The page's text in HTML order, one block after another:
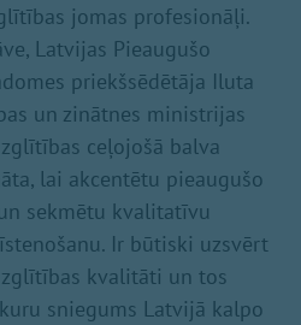
jomas profesionāļi.
Latvijas Pieaugušo
priekšsēdētāja Iluta
un zinātnes ministrijas
ceļojošā balva
lai akcentētu pieaugušo
sekmētu kvalitatīvu
Ir būtiski uzsvērt
kvalitāti un tos
sniegums Latvijā kalpo